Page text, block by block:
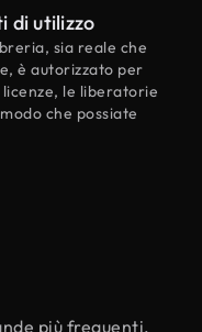
di utilizzo
sia reale che
è autorizzato per
le liberatorie
che possiate
più frequenti.